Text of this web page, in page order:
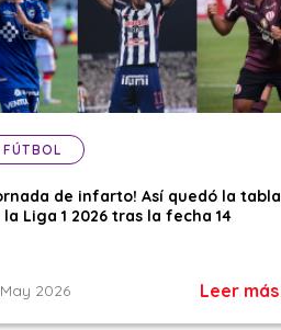
FÚTBOL
de infarto! Así quedó la tabla
la Liga 1 2026 tras la fecha 14
2026 Leer más